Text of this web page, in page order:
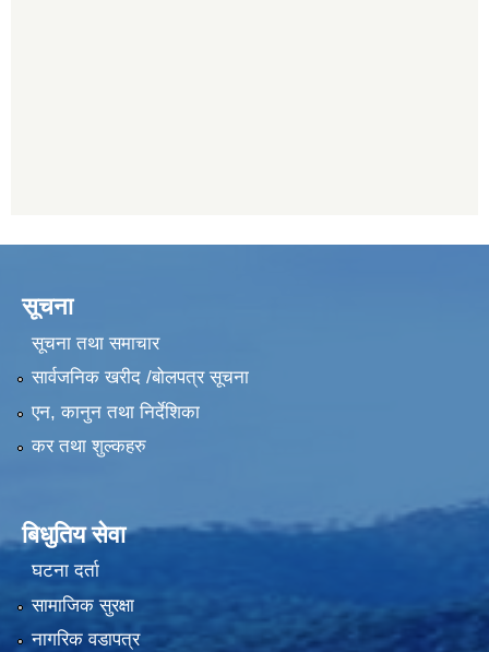
सूचना
सूचना तथा समाचार
सार्वजनिक खरीद /बोलपत्र सूचना
एन, कानुन तथा निर्देशिका
कर तथा शुल्कहरु
बिधुतिय सेवा
घटना दर्ता
सामाजिक सुरक्षा
नागरिक वडापत्र